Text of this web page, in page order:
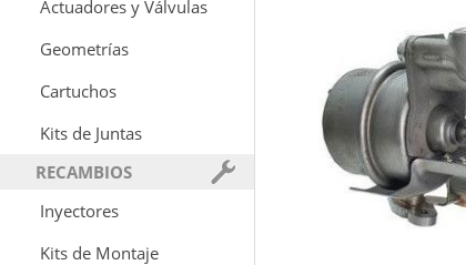
Actuadores y Válvulas
Geometrías
Cartuchos
Kits de Juntas
RECAMBIOS
Inyectores
Kits de Montaje